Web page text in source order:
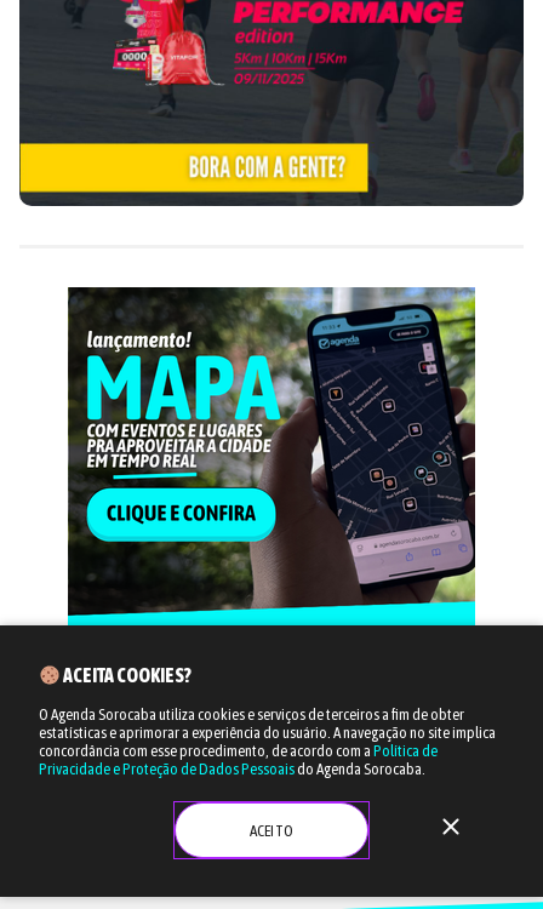
ACEITA COOKIES?
O Agenda Sorocaba utiliza cookies e serviços de terceiros a fim de obter
estatísticas e aprimorar a experiência do usuário. A navegação no site implica
concordância com esse procedimento, de acordo com a Política de
Privacidade e Proteção de Dados Pessoaisdo Agenda Sorocaba.
ACEITO close